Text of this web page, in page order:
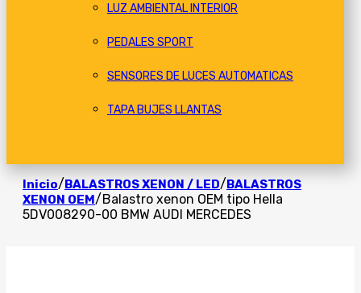
LUZ AMBIENTAL INTERIOR
PEDALES SPORT
SENSORES DE LUCES AUTOMATICAS
TAPA BUJES LLANTAS
Inicio/BALASTROS XENON / LED/BALASTROS
XENON OEM/Balastro xenon OEM tipo Hella
5DV008290-00 BMW AUDI MERCEDES